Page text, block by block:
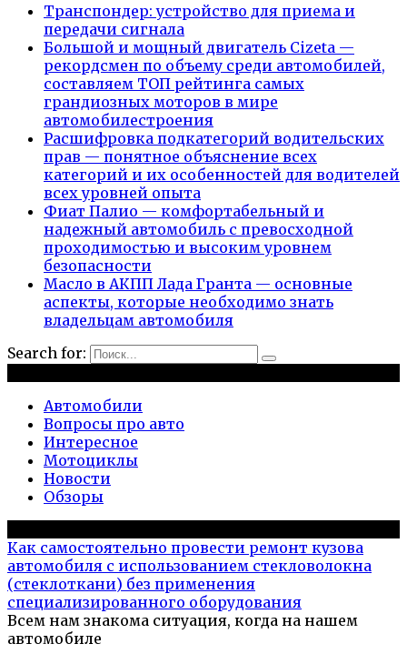
Транспондер: устройство для приема и
передачи сигнала
Большой и мощный двигатель Cizeta —
рекордсмен по объему среди автомобилей,
составляем ТОП рейтинга самых
грандиозных моторов в мире
автомобилестроения
Расшифровка подкатегорий водительских
прав — понятное объяснение всех
категорий и их особенностей для водителей
всех уровней опыта
Фиат Палио — комфортабельный и
надежный автомобиль с превосходной
проходимостью и высоким уровнем
безопасности
Масло в АКПП Лада Гранта — основные
аспекты, которые необходимо знать
владельцам автомобиля
Search for:
Автомобили
Вопросы про авто
Интересное
Мотоциклы
Новости
Обзоры
Как самостоятельно провести ремонт кузова
автомобиля с использованием стекловолокна
(стеклоткани) без применения
специализированного оборудования
Всем нам знакома ситуация, когда на нашем
автомобиле